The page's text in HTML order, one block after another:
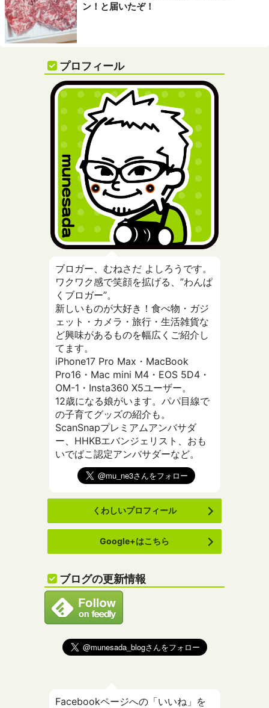
ン！と届いたぞ！
プロフィール
ブロガー、むねさだ よしろうです。
ワクワク感で笑顔を拡げる、”わんぱ
くブロガー”。
新しいものが大好き！食べ物・ガジ
ェット・カメラ・旅行・生活雑貨な
ど興味があるものを幅広くご紹介し
てます。
iPhone17 Pro Max・MacBook
Pro16・Mac mini M4・EOS 5D4・
OM-1・Insta360 X5ユーザー。
12歳になる娘がいます。パパ目線で
の子育てグッズの紹介も。
ScanSnapプレミアムアンバサダ
ー、HHKBエバンジェリスト、おも
いでばこ認定アンバサダーなど。
くわしいプロフィール
Google+はこちら
ブログの更新情報
Facebookページへの「いいね」を